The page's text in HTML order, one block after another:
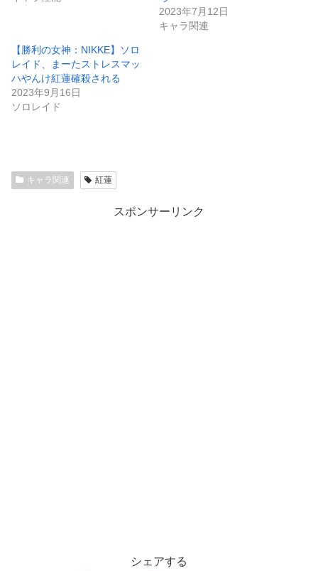
2023年7月12日
キャラ関連
【勝利の女神：NIKKE】ソロ
レイド、まーたストレスマッ
ハやんけ紅蓮確殺される
2023年9月16日
ソロレイド
キャラ関連 紅蓮
スポンサーリンク
シェアする